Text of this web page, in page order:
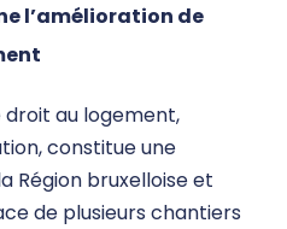
l’amélioration de
au logement,
constitue une
Région bruxelloise et
de plusieurs chantiers